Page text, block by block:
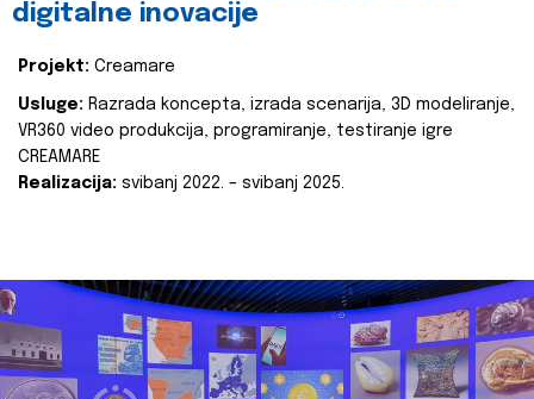
digitalne inovacije
Projekt: Creamare
Usluge: Razrada koncepta, izrada scenarija, 3D modeliranje,
VR360 video produkcija, programiranje, testiranje igre
CREAMARE
Realizacija: svibanj 2022. – svibanj 2025.